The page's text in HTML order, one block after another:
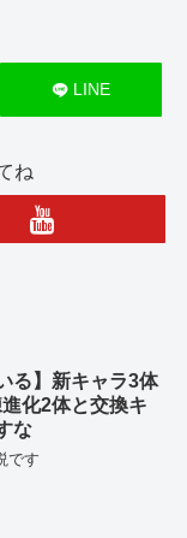
LINE
ね
る】新キャラ3体
化2体と交換キ
な
です